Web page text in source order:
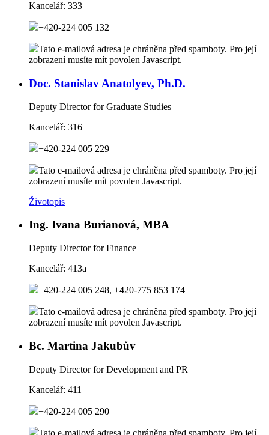
Kancelář: 333
+420-224 005 132
Tato e-mailová adresa je chráněna před spamboty. Pro její
zobrazení musíte mít povolen Javascript.
Doc. Stanislav Anatolyev, Ph.D.
Deputy Director for Graduate Studies
Kancelář: 316
+420-224 005 229
Tato e-mailová adresa je chráněna před spamboty. Pro její
zobrazení musíte mít povolen Javascript.
Životopis
Ing. Ivana Burianová, MBA
Deputy Director for Finance
Kancelář: 413a
+420-224 005 248, +420-775 853 174
Tato e-mailová adresa je chráněna před spamboty. Pro její
zobrazení musíte mít povolen Javascript.
Bc. Martina Jakubův
Deputy Director for Development and PR
Kancelář: 411
+420-224 005 290
Tato e-mailová adresa je chráněna před spamboty. Pro její